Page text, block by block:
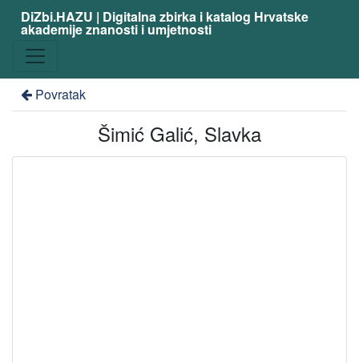
DiZbi.HAZU | Digitalna zbirka i katalog Hrvatske
akademije znanosti i umjetnosti
Povratak
Šimić Galić, Slavka